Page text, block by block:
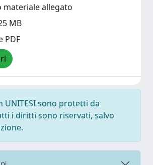
materiale allegato
MB
PDF
UNITESI sono protetti da
i diritti sono riservati, salvo